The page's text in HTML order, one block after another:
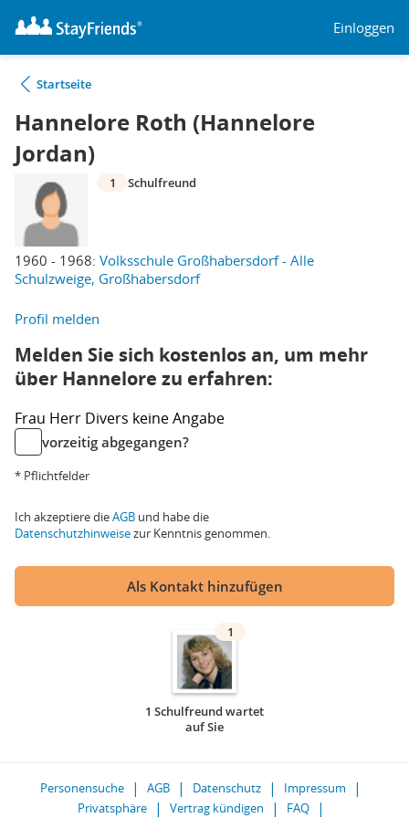
Einloggen
Startseite
Hannelore Roth (Hannelore
Jordan)
1960 - 1968: Volksschule Großhabersdorf - Alle
Schulzweige, Großhabersdorf
1 Schulfreund
Profil melden
Melden Sie sich kostenlos an, um mehr
über Hannelore zu erfahren:
Frau Herr Divers keine Angabe
vorzeitig abgegangen?
* Pflichtfelder
Ich akzeptiere dieAGB und habe die
Datenschutzhinweisezur Kenntnis genommen.
Als Kontakt hinzufügen
1
1 Schulfreund wartet
auf Sie
Personensuche AGB Datenschutz
Impressum
Privatsphäre
Vertrag kündigen FAQ